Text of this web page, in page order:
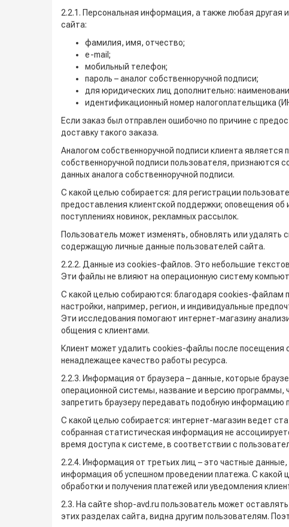
2.2.1. Персональная информация, а также любая
сайта:
фамилия, имя, отчество;
e-mail;
мобильный телефон;
пароль – аналог собственноручной подписи;
для юридических лиц дополнительно:
идентификационный номер налогоплательщика
Если заказ был отправлен ошибочно по причине с
доставку такого заказа.
Аналогом собственноручной подписи клиента
собственноручной подписи пользователя, признаются
данных аналога собственноручной подписи.
С какой целью собирается: для регистрации
предоставления клиентской поддержки; оповещения
поступлениях новинок, рекламных рассылок.
Пользователь может изменять, обновлять или
содержащую личные данные пользователей сайта.
2.2.2. Данные из cookies-файлов. Это небольшие
Эти файлы не влияют на операционную систему
С какой целью собираются: благодаря cookies-файлам
настройки, например, регион, и индивидуальные
Эти исследования помогают интернет-магазину
общения с клиентами.
Клиент может удалить cookies-файлы после посещения
ненадлежащее качество работы ресурса.
2.2.3. Информация от браузера – данные, которые
операционной системы, название и версию программы,
запретить браузеру передавать подобную информацию
С какой целью собирается: интернет-магазин ведет
собранная статистическая информация не
время доступа к системе, в соответствии с
2.2.4. Информация от третьих лиц – это частные
информация об успешном проведении платежа. С какой
обработки и получения платежей или уведомления
2.3. На сайте shop-avd.ru пользователь может
этих разделах сайта, видна другим пользователям.